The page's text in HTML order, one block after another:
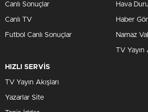
Canlı Sonuçlar
Canlı TV
Futbol Canlı Sonuçlar
Hava
Haber
Namaz
TV Yayın
HIZLI SERVİS
TV Yayın Akışları
Yazarlar Site